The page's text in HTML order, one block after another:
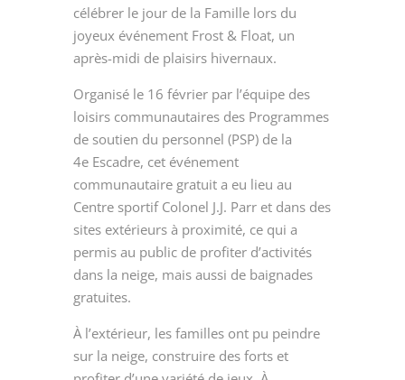
célébrer le jour de la Famille lors du
joyeux événement Frost & Float, un
après-midi de plaisirs hivernaux.
Organisé le 16 février par l’équipe des
loisirs communautaires des Programmes
de soutien du personnel (PSP) de la
4eEscadre, cet événement
communautaire gratuit a eu lieu au
Centre sportif Colonel J.J. Parr et dans des
sites extérieurs à proximité, ce qui a
permis au public de profiter d’activités
dans la neige, mais aussi de baignades
gratuites.
À l’extérieur, les familles ont pu peindre
sur la neige, construire des forts et